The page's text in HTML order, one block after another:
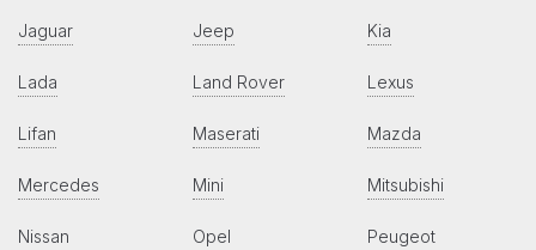
Jaguar Jeep Kia
Lada Land Rover Lexus
Lifan Maserati Mazda
Mercedes Mini Mitsubishi
Nissan Opel Peugeot